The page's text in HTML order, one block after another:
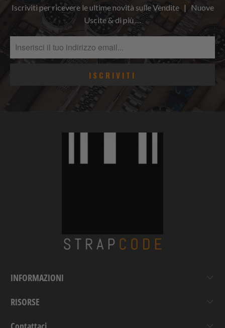
Iscriviti per ricevere le ultime novità sulle Vendite | Nuove
Uscite & di più …
INFORMAZIONI
RISORSE